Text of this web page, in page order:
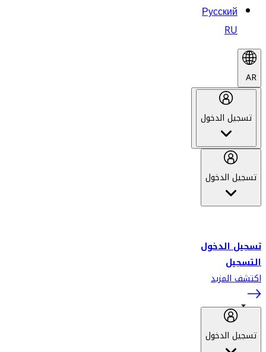
Русский
RU
AR
تسجيل الدخول
تسجيل الدخول
تسجيل الدخول
التسجيل
اكتشف المزيد
تسجيل الدخول